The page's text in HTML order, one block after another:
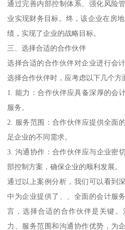
通过完善内部控制体系、强化风险
业实现财务目标。终，该企业在房
绩，实现了企业的战略目标。
三、选择合适的合作伙伴
选择合适的合作伙伴对企业进行会
选择合作伙伴时，应考虑以下几个方
1. 能力：合作伙伴应具备深厚的会
服务。
2. 服务范围：合作伙伴应提供全面
足企业的不同需求。
3. 沟通协作：合作伙伴应与企业密
部控制方案，确保企业的顺利发展。
通过以上案例分析，我们可以看到
中为企业提供了、、全面的会计服
言，选择合适的合作伙伴是关键
力、服务范围和沟通协作优势，为